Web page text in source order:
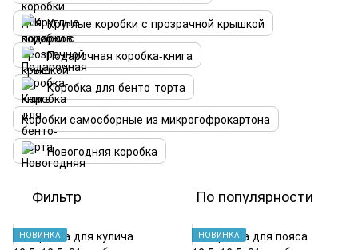
Круглые коробки с прозрачной крышкой
Подарочная коробка-книга
Коробка для бенто-торта
Коробки самосборные из микрогофрокартона
Новогодняя коробка
Фильтр По популярности
НОВИНКА НОВИНКА